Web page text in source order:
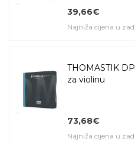
39,66€
Najniža cijena u
THOMASTIK
za violinu
73,68€
Najniža cijena u